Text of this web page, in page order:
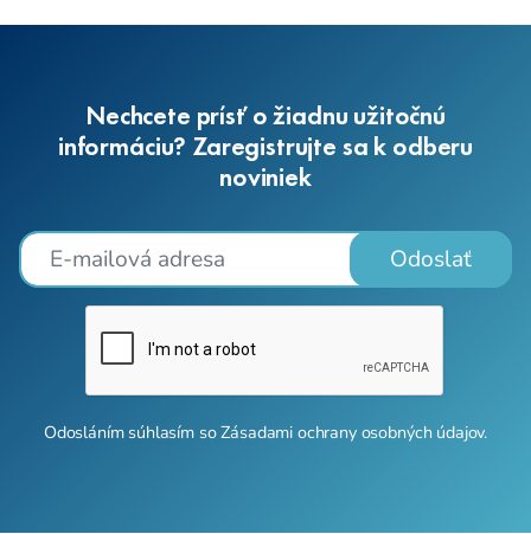
Nechcete prísť o žiadnu užitočnú
informáciu? Zaregistrujte sa k odberu
noviniek
Odoslať
Odosláním súhlasím soZásadami ochrany osobných údajov.